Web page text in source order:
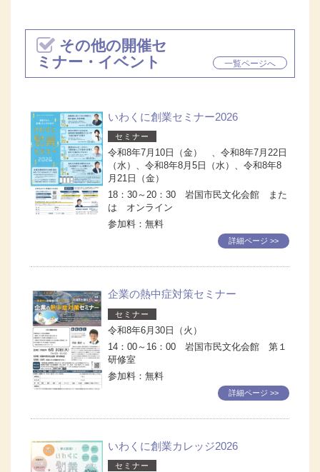
その他の開催セ
ミナー・イベント
一覧ページへ
いわくに創業セミナー2026
セミナー
令和8年7月10日（金） 、令和8年7月22日
（水）、令和8年8月5日（水）、令和8年8
月21日（金）
18：30～20：30 岩国市民文化会館 また
は オンライン
参加料：無料
詳細ページ >>
企業の熱中症対策セミナー
セミナー
令和8年6月30日（火）
14：00～16：00 岩国市民文化会館 第１
研修室
参加料：無料
詳細ページ >>
いわくに創業カレッジ2026
セミナー